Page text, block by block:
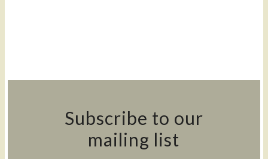
Subscribe to our
mailing list